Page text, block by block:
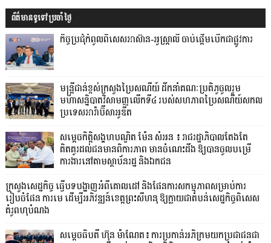
ព័ត៌មានទូទៅប្រចាំថ្ងៃ
កិច្ចប្រជុំកំពូលពិសេសអាស៊ាន-អូស្ត្រាលី ចាប់ផ្តើមបើកជាផ្លូវការ
មន្ត្រីជាន់ខ្ពស់ក្រសួងប្រៃសណីយ៍ ដឹកនាំគណៈប្រតិភូចូលរួម
មហាសន្និបាតវិសាមញ្ញលើកទី៤ របស់សហភាពប្រៃសណីយ៍សកល
ប្រទេសអារ៉ាប៊ីសាអូឌីត
សម្តេចកិត្តិសង្គហបណ្ឌិត ម៉ែន សំអន ៖ រាជរដ្ឋាភិបាលតែងតែ
គិតគូរដល់ជនមានពិការភាព មានចំណេះដឹង ឱ្យបានចូលបម្រើ
ការងារនៅតាមស្ថាប័នរដ្ឋ និងឯកជន
ក្រសួងសេដ្ឋកិច្ច ធ្វើបទបង្ហាញអំពីគោលដៅ និងផែនការសកម្មភាពសម្រាប់ការ
រៀបចំផែន ការមេ ដើម្បីអភិវឌ្ឍន៍ខេត្តព្រះសីហនុ ឱ្យក្លាយជាតំបន់សេដ្ឋកិច្ចពិសេស
គំរូពហុបំណង
សម្តេចធិបតី ហ៊ុន ម៉ាណែត៖ ការប្រកាន់អភិក្រមយកប្រជាជនជា